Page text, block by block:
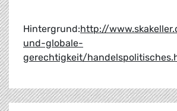
Hintergrund:http://
und-globale-
gerechtigkeit/